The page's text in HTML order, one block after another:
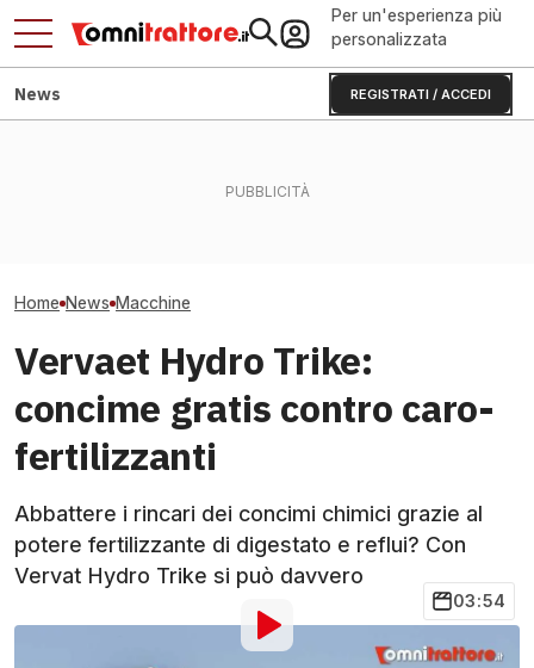
Per un'esperienza più
personalizzata
REGISTRATI / ACCEDI
News
Home News Macchine
Vervaet Hydro Trike:
concime gratis contro caro-
fertilizzanti
Abbattere i rincari dei concimi chimici grazie al
potere fertilizzante di digestato e reflui? Con
Vervat Hydro Trike si può davvero
03:54